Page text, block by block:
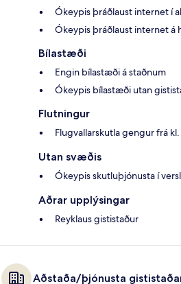
Ókeypis þráðlaust internet í
Ókeypis þráðlaust internet á
Bílastæði
Engin bílastæði á staðnum
Ókeypis bílastæði utan
Flutningur
Flugvallarskutla gengur frá
Utan svæðis
Ókeypis skutluþjónusta í
Aðrar upplýsingar
Reyklaus gististaður
Aðstaða/þjónusta